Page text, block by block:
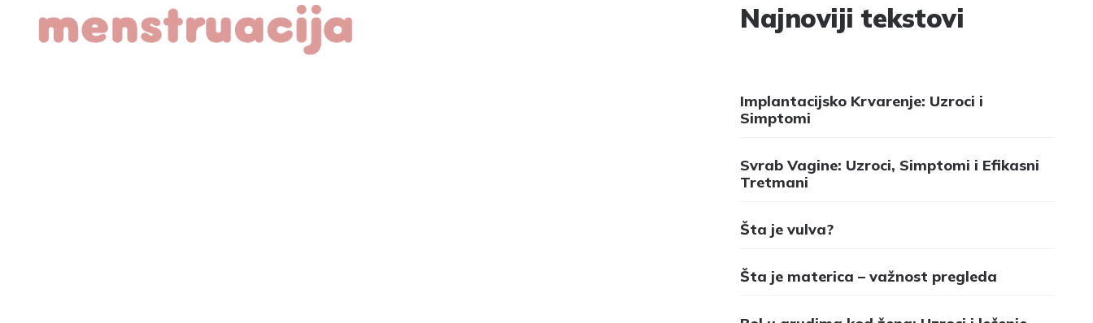
Najnoviji tekstovi
Implantacijsko Krvarenje: Uzroci i
Simptomi
Svrab Vagine: Uzroci, Simptomi i Efikasni
Tretmani
Šta je vulva?
Šta je materica – važnost pregleda